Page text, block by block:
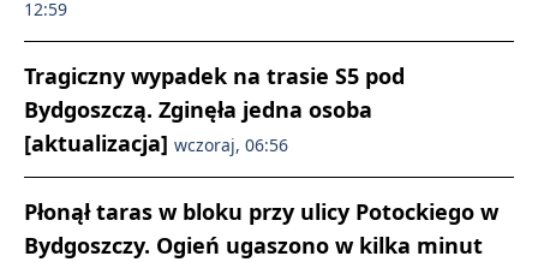
12:59
Tragiczny wypadek na trasie S5 pod
Bydgoszczą. Zginęła jedna osoba
[aktualizacja] wczoraj, 06:56
Płonął taras w bloku przy ulicy Potockiego w
Bydgoszczy. Ogień ugaszono w kilka minut